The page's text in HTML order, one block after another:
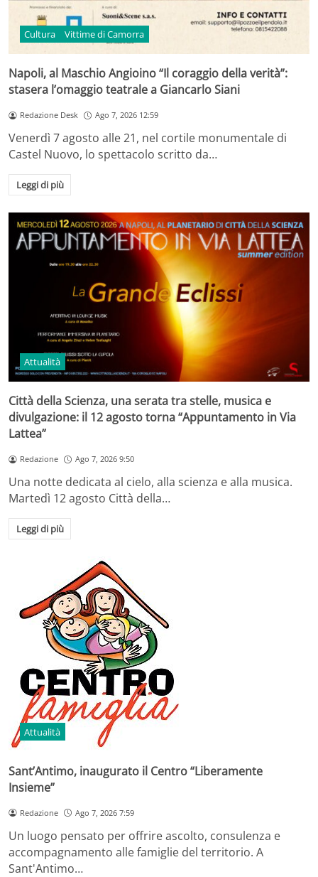
Cultura Vittime di Camorra
Napoli, al Maschio Angioino “Il coraggio della verità”:
stasera l’omaggio teatrale a Giancarlo Siani
Redazione Desk Ago 7, 2026 12:59
Venerdì 7 agosto alle 21, nel cortile monumentale di
Castel Nuovo, lo spettacolo scritto da…
Leggi di più
Attualità
Città della Scienza, una serata tra stelle, musica e
divulgazione: il 12 agosto torna “Appuntamento in Via
Lattea”
Redazione Ago 7, 2026 9:50
Una notte dedicata al cielo, alla scienza e alla musica.
Martedì 12 agosto Città della…
Leggi di più
Attualità
Sant’Antimo, inaugurato il Centro “Liberamente
Insieme”
Redazione Ago 7, 2026 7:59
Un luogo pensato per offrire ascolto, consulenza e
accompagnamento alle famiglie del territorio. A
Sant'Antimo…